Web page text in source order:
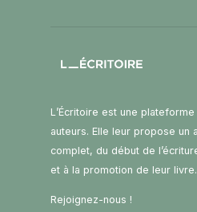
L’Écritoire est une
auteurs. Elle leur propose un
complet, du début de
et à la promotion de leur livre.
Rejoignez-nous !